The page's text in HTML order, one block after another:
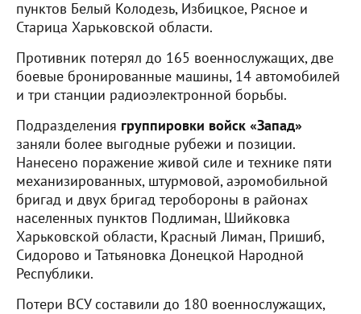
пунктов Белый Колодезь, Избицкое, Рясное и
Старица Харьковской области.
Противник потерял до 165 военнослужащих, две
боевые бронированные машины, 14 автомобилей
и три станции радиоэлектронной борьбы.
Подразделения группировки войск «Запад»
заняли более выгодные рубежи и позиции.
Нанесено поражение живой силе и технике пяти
механизированных, штурмовой, аэромобильной
бригад и двух бригад теробороны в районах
населенных пунктов Подлиман, Шийковка
Харьковской области, Красный Лиман, Пришиб,
Сидорово и Татьяновка Донецкой Народной
Республики.
Потери ВСУ составили до 180 военнослужащих,